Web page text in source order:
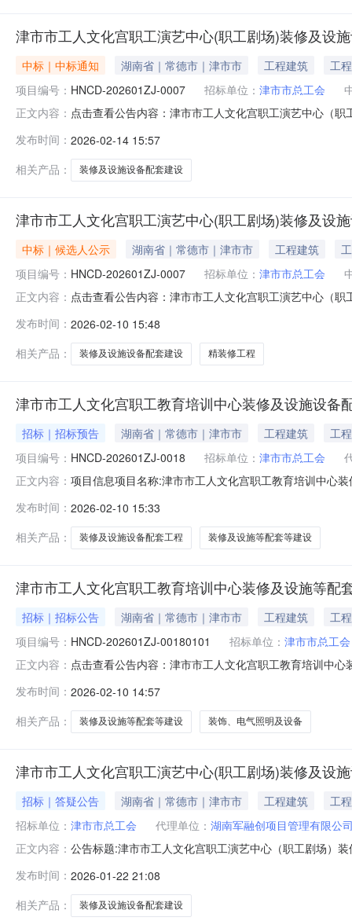
津市市工人文化宫职工演艺中心(职工剧场)装修及设
中标｜中标通知 湖南省｜常德市｜津市市 工程建筑
工程
项目编号： HNCD-202601ZJ-0007 招标单位： 津市市总工会
正文内容： 点击查看公告内容：津市市工人文化宫职工演艺中心（
发布时间： 2026-02-14 15:57
相关产品：
装修及设施设备配套建设
津市市工人文化宫职工演艺中心(职工剧场)装修及设
中标｜候选人公示 湖南省｜常德市｜津市市 工程建筑
项目编号： HNCD-202601ZJ-0007 招标单位： 津市市总工会
正文内容： 点击查看公告内容：津市市工人文化宫职工演艺中心（
发布时间： 2026-02-10 15:48
相关产品：
装修及设施设备配套建设 精装修工程
津市市工人文化宫职工教育培训中心装修及设施设备
招标｜招标预告 湖南省｜常德市｜津市市 工程建筑
工程
项目编号： HNCD-202601ZJ-0018 招标单位： 津市市总工会
正文内容： 项目信息项目名称:津市市工人文化宫职工教育培训中心
程项目业主名称:津市市总工会招标人名称:津市市总工会
发布时间： 2026-02-10 15:33
相关产品：
装修及设施设备配套工程 装修及设施等配套等建设
津市市工人文化宫职工教育培训中心装修及设施等配
招标｜招标公告 湖南省｜常德市｜津市市 工程建筑
工程
项目编号： HNCD-202601ZJ-00180101 招标单位： 津市市总工会
正文内容： 点击查看公告内容：津市市工人文化宫职工教育培训中
发布时间： 2026-02-10 14:57
相关产品：
装修及设施等配套等建设 装饰、电气照明及设备
津市市工人文化宫职工演艺中心(职工剧场)装修及设
招标｜答疑公告 湖南省｜常德市｜津市市 工程建筑
工程
招标单位： 津市市总工会 代理单位： 湖南军融创项目管理有限公
正文内容： 公告标题:津市市工人文化宫职工演艺中心（职工剧场）
理有限公司受津市市总工会委托，对津市市工人文化宫
标人须知前
发布时间： 2026-01-22 21:08
相关产品：
装修及设施设备配套建设